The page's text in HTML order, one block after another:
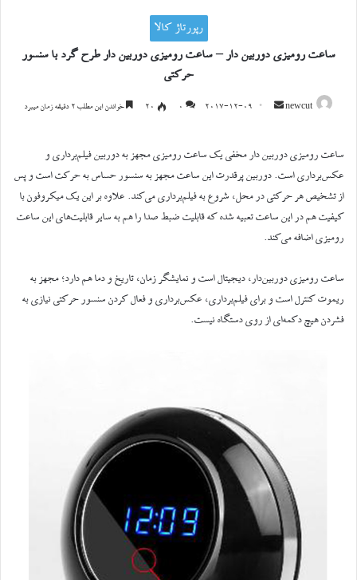
رپورتاژ کالا
ساعت رومیزی دوربین دار – ساعت رومیزی دوربین دار طرح گرد با سنسور
حرکتی
newcut
ارسال
2017-12-09
0 ۲۰ خواندن این مطلب ۲ دقیقه زمان میبرد
ساعت رومیزی دوربین دار مخفی یک ساعت رومیزی مجهز به دوربین فیلم‌برداری و
عکس‌برداری است. دوربین پرقدرت این ساعت مجهز به سنسور حساس به حرکت است و پس
از تشخیص هر حرکتی در محل، شروع به فیلم‌برداری می‌کند. علاوه بر این یک میکروفون با
کیفیت هم در این ساعت تعبیه شده که قابلیت ضبط صدا را هم به سایر قابلیت‌های این ساعت
رومیزی اضافه می‌کند.
ساعت رومیزی دوربین‌دار، دیجیتال است و نمایشگر زمان، تاریخ و دما هم دارد؛ مجهز به
ریموت کنترل است و برای فیلم‌برداری، عکس‌برداری و فعال کردن سنسور حرکتی نیازی به
فشردن هیچ دکمه‌ای از روی دستگاه نیست.